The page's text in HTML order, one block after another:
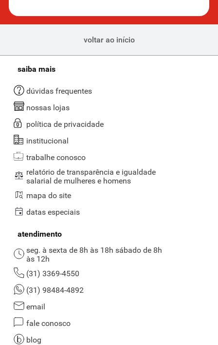
voltar ao início
saiba mais
dúvidas frequentes
nossas lojas
política de privacidade
institucional
trabalhe conosco
relatório de transparência e igualdade
salarial de mulheres e homens
mapa do site
datas especiais
atendimento
seg. à sexta de 8h às 18h sábado de 8h
às 12h
(31) 3369-4550
(31) 98484-4892
email
fale conosco
blog